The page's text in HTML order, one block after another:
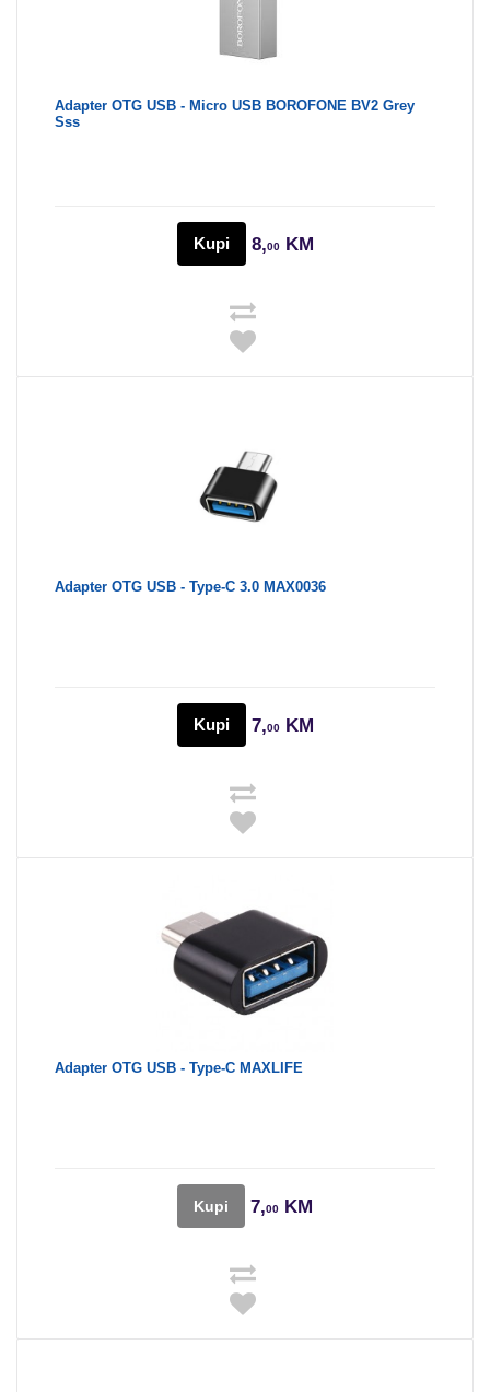
Adapter OTG USB - Micro USB BOROFONE BV2 Grey
Sss
Kupi 8,00KM
Adapter OTG USB - Type-C 3.0 MAX0036
Kupi 7,00KM
Adapter OTG USB - Type-C MAXLIFE
Kupi 7,00 KM